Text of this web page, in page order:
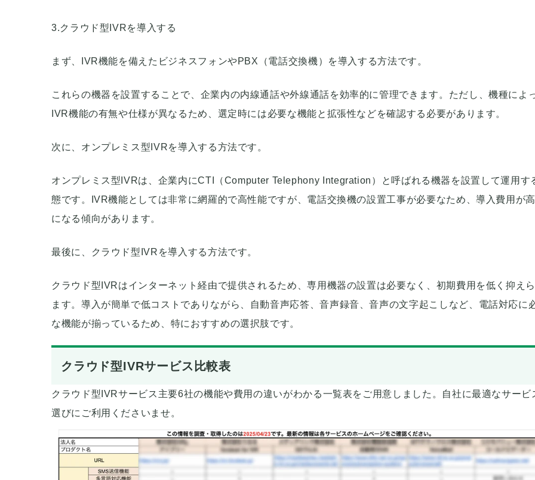
3.クラウド型IVRを導入する
まず、IVR機能を備えたビジネスフォンやPBX（電話交換機）を導入する方法です。
これらの機器を設置することで、企業内の内線通話や外線通話を効率的に管理できます。ただし、機種によ
IVR機能の有無や仕様が異なるため、選定時には必要な機能と拡張性などを確認する必要があります。
次に、オンプレミス型IVRを導入する方法です。
オンプレミス型IVRは、企業内にCTI（Computer Telephony Integration）と呼ばれる機器を設置して運用す
態です。IVR機能としては非常に網羅的で高性能ですが、電話交換機の設置工事が必要なため、導入費用が
になる傾向があります。
最後に、クラウド型IVRを導入する方法です。
クラウド型IVRはインターネット経由で提供されるため、専用機器の設置は必要なく、初期費用を低く抑え
ます。導入が簡単で低コストでありながら、自動音声応答、音声録音、音声の文字起こしなど、電話対応に
な機能が揃っているため、特におすすめの選択肢です。
クラウド型IVRサービス比較表
クラウド型IVRサービス主要6社の機能や費用の違いがわかる一覧表をご用意しました。自社に最適なサービ
選びにご利用くださいませ。